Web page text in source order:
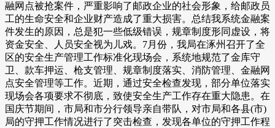
融网点被抢案件，严重影响了邮政企业的社会形象，给邮政员
工的生命安全和企业财产造成了重大损害。总结我系统金融案
件发生的原因，总是犯一些低级错误，规章制度形同虚设，将
资金安全、人员安全视为儿戏。7月份，我局在涿州召开了全
区的安全生产管理工作标准化现场会，系统地规范了金库守
卫、款车押运、枪支管理、规章制度落实、消防管理、金融网
点安全管理等工作。近期，通过安全检查发现，部分单位落实
现场会各项要求不彻底，致使安全生产工作存在重大隐患。在
国庆节期间，市局和市分行领导亲自带队，对市局和各县(市)
局的守押工作情况进行了突击检查，发现各单位的守押工作程